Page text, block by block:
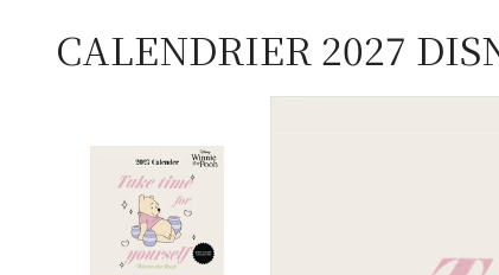
CALENDRIER 2027